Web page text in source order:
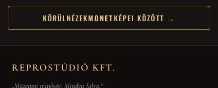
KÖRÜLNÉZEKMONETKÉPEI KÖZÖTT →
REPROSTÚDIÓ KFT.
„Múzeumi minőség. Minden falra."